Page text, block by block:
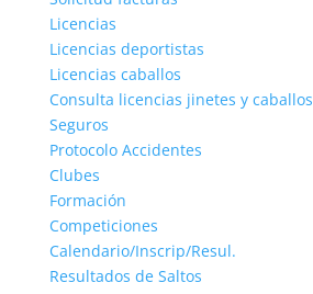
Licencias
Licencias deportistas
Licencias caballos
Consulta licencias jinetes y caballos
Seguros
Protocolo Accidentes
Clubes
Formación
Competiciones
Calendario/Inscrip/Resul.
Resultados de Saltos